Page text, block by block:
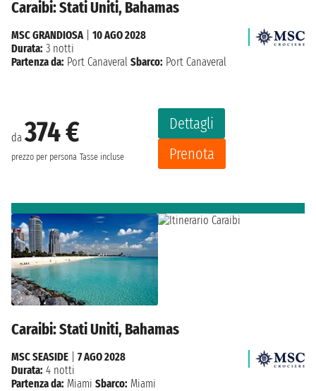
Caraibi: Stati Uniti, Bahamas
da374 €
prezzo per persona Tasse incluse
Dettagli
Prenota
MSC GRANDIOSA| 10 AGO 2028
Durata: 3 notti
Partenza da: Port Canaveral Sbarco: Port Canaveral
Caraibi: Stati Uniti, Bahamas
MSC SEASIDE
7 AGO 2028
Durata: 4 notti
Partenza da: Miami Sbarco: Miami